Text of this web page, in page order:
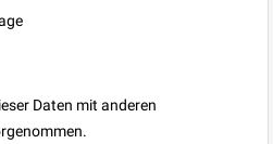
Daten mit anderen